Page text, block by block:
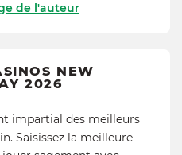
de l'auteur
NEW
2026
impartial des meilleurs
Saisissez la meilleure